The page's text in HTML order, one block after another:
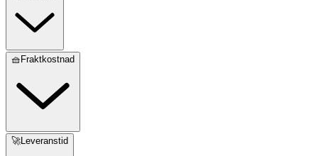
🧺Fraktkostnad
🚀Leveranstid